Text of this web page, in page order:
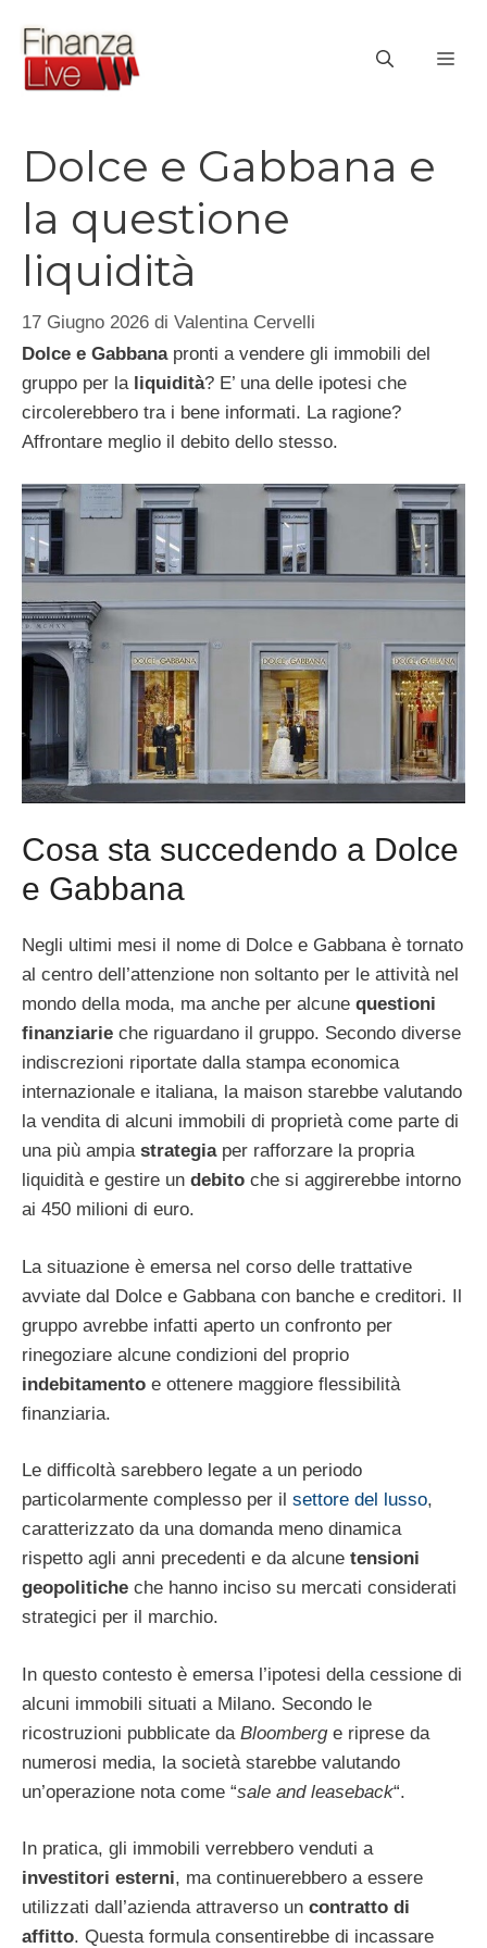
contenuto
Dolce e Gabbana e
la questione
liquidità
17 Giugno 2026 di Valentina Cervelli
Dolce e Gabbanapronti a vendere gli immobili del
gruppo per la liquidità? E’ una delle ipotesi che
circolerebbero tra i bene informati. La ragione?
Affrontare meglio il debito dello stesso.
Cosa sta succedendo a Dolce
e Gabbana
Negli ultimi mesi il nome di Dolce e Gabbana è tornato
al centro dell’attenzione non soltanto per le attività nel
mondo della moda, ma anche per alcune questioni
finanziarie che riguardano il gruppo. Secondo diverse
indiscrezioni riportate dalla stampa economica
internazionale e italiana, la maison starebbe valutando
la vendita di alcuni immobili di proprietà come parte di
una più ampia strategiaper rafforzare la propria
liquidità e gestire un debito che si aggirerebbe intorno
ai 450 milioni di euro.
La situazione è emersa nel corso delle trattative
avviate dal Dolce e Gabbana con banche e creditori. Il
gruppo avrebbe infatti aperto un confronto per
rinegoziare alcune condizioni del proprio
indebitamento e ottenere maggiore flessibilità
finanziaria.
Le difficoltà sarebbero legate a un periodo
particolarmente complesso per il settore del lusso,
caratterizzato da una domanda meno dinamica
rispetto agli anni precedenti e da alcune tensioni
geopolitiche che hanno inciso su mercati considerati
strategici per il marchio.
In questo contesto è emersa l’ipotesi della cessione di
alcuni immobili situati a Milano. Secondo le
ricostruzioni pubblicate da Bloomberge riprese da
numerosi media, la società starebbe valutando
un’operazione nota come “sale and leaseback“.
In pratica, gli immobili verrebbero venduti a
investitori esterni, ma continuerebbero a essere
utilizzati dall’azienda attraverso un contratto di
affitto. Questa formula consentirebbe di incassare